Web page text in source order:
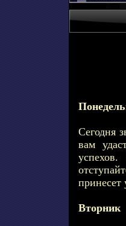
Сегодня
вам
принесет
Вторник